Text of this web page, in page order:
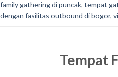
family gathering di puncak, tempat
dengan fasilitas outbound di bogor,
Tempat